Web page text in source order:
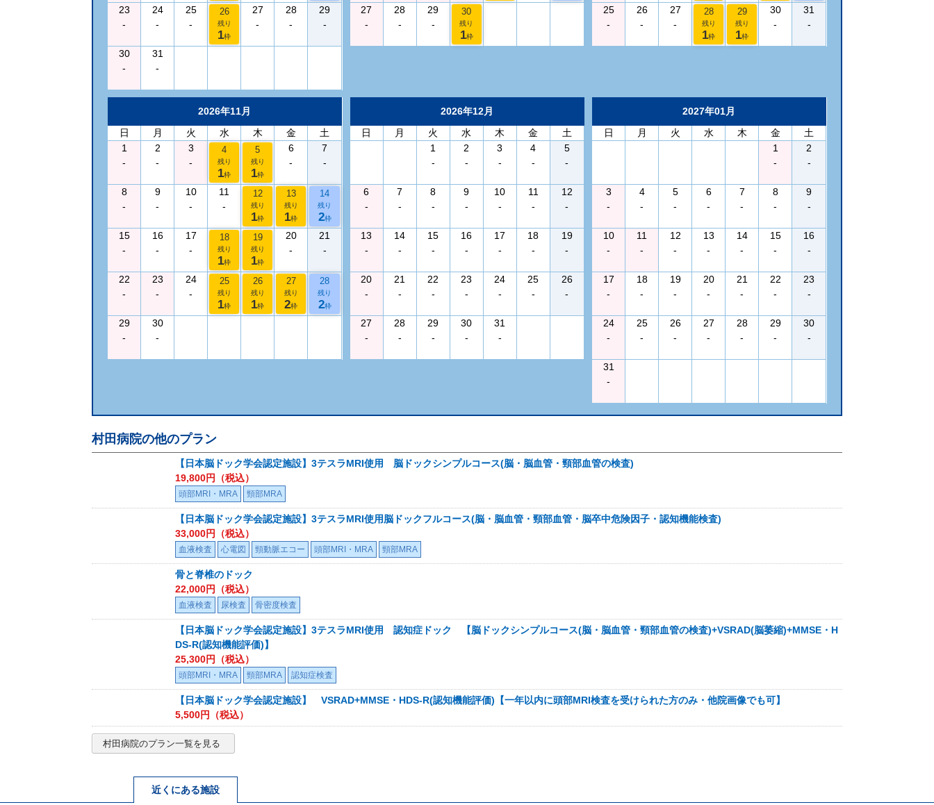
23
-
24
-
25
-
26
残り
1枠
27
-
28
-
29
-
30
-
31
-
27
-
28
-
29
-
30
残り
1枠
25
-
26
-
27
-
28
残り
1枠
29
残り
1枠
30
-
31
-
2026年11月
日
月 火 水 木 金
土
1
-
2
-
3
-
4
残り
1枠
5
残り
1枠
6
-
7
-
8
-
9
-
10
-
11
-
12
残り
1枠
13
残り
1枠
14
残り
2枠
15
-
16
-
17
-
18
残り
1枠
19
残り
1枠
20
-
21
-
22
-
23
-
24
-
25
残り
1枠
26
残り
1枠
27
残り
2枠
28
残り
2枠
29
-
30
-
2026年12月
日
月 火 水 木 金
土
1
-
2
-
3
-
4
-
5
-
6
-
7
-
8
-
9
-
10
-
11
-
12
-
13
-
14
-
15
-
16
-
17
-
18
-
19
-
20
-
21
-
22
-
23
-
24
-
25
-
26
-
27
-
28
-
29
-
30
-
31
-
2027年01月
日
月 火 水 木 金
土
1
-
2
-
3
-
4
-
5
-
6
-
7
-
8
-
9
-
10
-
11
-
12
-
13
-
14
-
15
-
16
-
17
-
18
-
19
-
20
-
21
-
22
-
23
-
24
-
25
-
26
-
27
-
28
-
29
-
30
-
31
-
村田病院の他のプラン
【日本脳ドック学会認定施設】3テスラMRI使用 脳ドックシンプルコース(脳・脳血管・頸部血管の検査)
19,800円（税込）
頭部MRI・MRA 頸部MRA
【日本脳ドック学会認定施設】3テスラMRI使用脳ドックフルコース(脳・脳血管・頸部血管・脳卒中危険因子・認知機能検査)
33,000円（税込）
血液検査 心電図 頸動脈エコー 頭部MRI・MRA 頸部MRA
骨と脊椎のドック
22,000円（税込）
血液検査 尿検査 骨密度検査
【日本脳ドック学会認定施設】3テスラMRI使用 認知症ドック 【脳ドックシンプルコース(脳・脳血管・頸部血管の検査)+VSRAD(脳萎縮)+MMSE・H
DS-R(認知機能評価)】
25,300円（税込）
頭部MRI・MRA 頸部MRA 認知症検査
【日本脳ドック学会認定施設】 VSRAD+MMSE・HDS-R(認知機能評価)【一年以内に頭部MRI検査を受けられた方のみ・他院画像でも可】
5,500円（税込）
村田病院のプラン一覧を見る
近くにある施設